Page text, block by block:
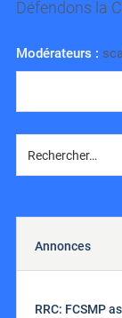
Défendons la
Modérateurs :
Annonces
RRC: FCSMP